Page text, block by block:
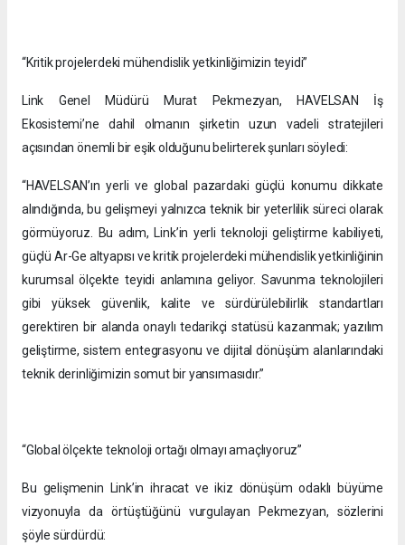
“Kritik projelerdeki mühendislik yetkinliğimizin teyidi”
Link Genel Müdürü Murat Pekmezyan, HAVELSAN İş
Ekosistemi’ne dahil olmanın şirketin uzun vadeli stratejileri
açısından önemli bir eşik olduğunu belirterek şunları söyledi:
“HAVELSAN’ın yerli ve global pazardaki güçlü konumu dikkate
alındığında, bu gelişmeyi yalnızca teknik bir yeterlilik süreci olarak
görmüyoruz. Bu adım, Link’in yerli teknoloji geliştirme kabiliyeti,
güçlü Ar-Ge altyapısı ve kritik projelerdeki mühendislik yetkinliğinin
kurumsal ölçekte teyidi anlamına geliyor. Savunma teknolojileri
gibi yüksek güvenlik, kalite ve sürdürülebilirlik standartları
gerektiren bir alanda onaylı tedarikçi statüsü kazanmak; yazılım
geliştirme, sistem entegrasyonu ve dijital dönüşüm alanlarındaki
teknik derinliğimizin somut bir yansımasıdır.”
“Global ölçekte teknoloji ortağı olmayı amaçlıyoruz”
Bu gelişmenin Link’in ihracat ve ikiz dönüşüm odaklı büyüme
vizyonuyla da örtüştüğünü vurgulayan Pekmezyan, sözlerini
şöyle sürdürdü: